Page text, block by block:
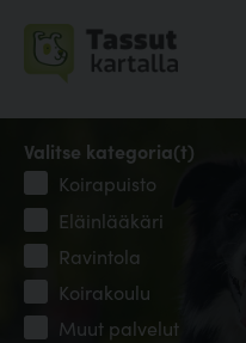
Valitse kategoria(t)
Koirapuisto
Eläinlääkäri
Ravintola
Koirakoulu
Muut palvelut